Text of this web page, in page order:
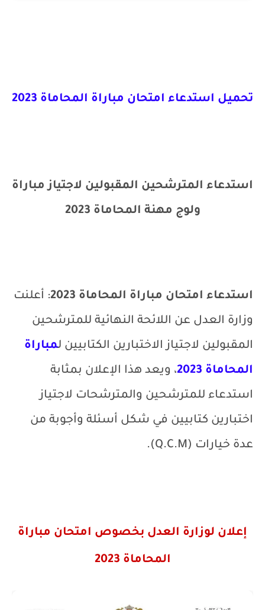
تحميل استدعاء امتحان مباراة المحاماة 2023
استدعاء المترشحين المقبولين لاجتياز مباراة
ولوج مهنة المحاماة 2023
استدعاء امتحان مباراة المحاماة 2023
: أعلنت
وزارة العدل عن اللائحة النهائية للمترشحين
المقبولين لاجتياز الاختبارين الكتابيين لمباراة
المحاماة 2023
، ويعد هذا الإعلان بمثابة
استدعاء للمترشحين والمترشحات لاجتياز
اختبارين كتابيين في شكل أسئلة وأجوبة من
عدة خيارات (Q.C.M
).
إعلان لوزارة العدل بخصوص امتحان مباراة
المحاماة 2023